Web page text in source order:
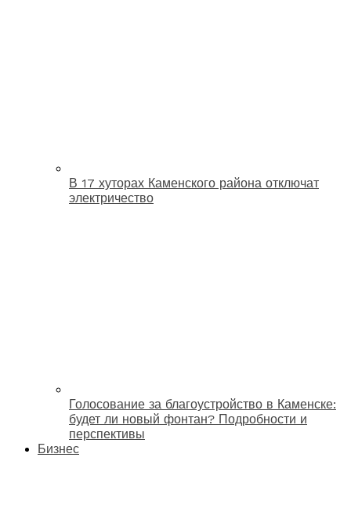
В 17 хуторах Каменского района отключат
электричество
Голосование за благоустройство в Каменске:
будет ли новый фонтан? Подробности и
перспективы
Бизнес